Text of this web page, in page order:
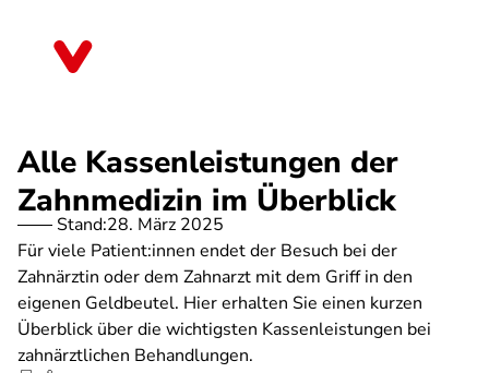
Alle Kassenleistungen der
Zahnmedizin im Überblick
Stand:28. März 2025
Für viele Patient:innen endet der Besuch bei der
Zahnärztin oder dem Zahnarzt mit dem Griff in den
eigenen Geldbeutel. Hier erhalten Sie einen kurzen
Überblick über die wichtigsten Kassenleistungen bei
zahnärztlichen Behandlungen.